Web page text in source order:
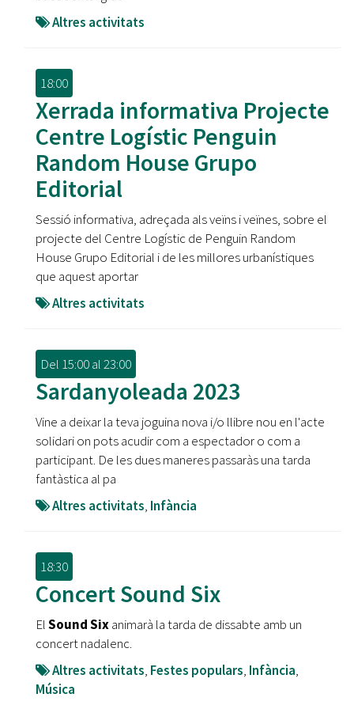
Altres activitats
18:00
Xerrada informativa Projecte
Centre Logístic Penguin
Random House Grupo
Editorial
Sessió informativa, adreçada als veïns i veïnes, sobre el
projecte del Centre Logístic de Penguin Random
House Grupo Editorial i de les millores urbanístiques
que aquest aportar
Altres activitats
Del 15:00al23:00
Sardanyoleada 2023
Vine a deixar la teva joguina nova i/o llibre nou en l'acte
solidari on pots acudir com a espectador o com a
participant. De les dues maneres passaràs una tarda
fantàstica al pa
Altres activitats, Infància
18:30
Concert Sound Six
ElSound Sixanimarà la tarda de dissabte amb un
concert nadalenc.
Altres activitats, Festes populars, Infància,
Música